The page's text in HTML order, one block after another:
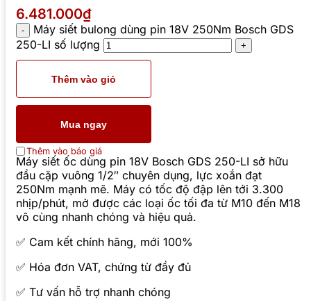
6.481.000₫
Máy siết bulong dùng pin 18V 250Nm Bosch GDS
250-LI số lượng
Thêm vào giỏ
Mua ngay
Thêm vào báo giá
Máy siết ốc dùng pin 18V Bosch GDS 250-LI sở hữu
đầu cặp vuông 1/2″ chuyên dụng, lực xoắn đạt
250Nm mạnh mẽ. Máy có tốc độ đập lên tới 3.300
nhịp/phút, mở được các loại ốc tối đa từ M10 đến M18
vô cùng nhanh chóng và hiệu quả.
✅ Cam kết chính hãng, mới 100%
✅ Hóa đơn VAT, chứng từ đầy đủ
✅ Tư vấn hỗ trợ nhanh chóng